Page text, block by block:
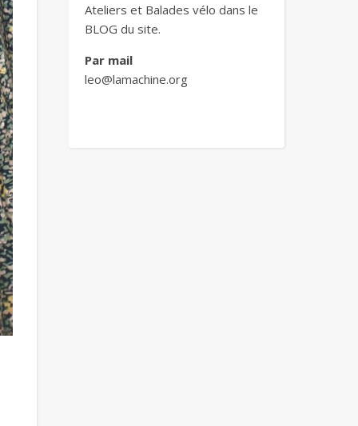
Ateliers et Balades vélo dans le
BLOG du site.
Par mail
leo@lamachine.org